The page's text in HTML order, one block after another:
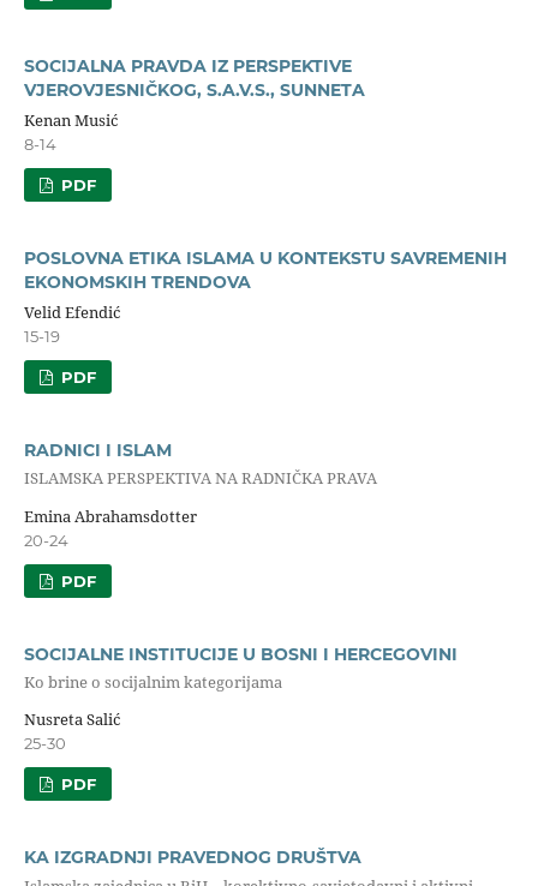
SOCIJALNA PRAVDA IZ PERSPEKTIVE
VJEROVJESNIČKOG, S.A.V.S., SUNNETA
Kenan Musić
8-14
PDF
POSLOVNA ETIKA ISLAMA U KONTEKSTU SAVREMENIH
EKONOMSKIH TRENDOVA
Velid Efendić
15-19
PDF
RADNICI I ISLAM
ISLAMSKA PERSPEKTIVA NA RADNIČKA PRAVA
Emina Abrahamsdotter
20-24
PDF
SOCIJALNE INSTITUCIJE U BOSNI I HERCEGOVINI
Ko brine o socijalnim kategorijama
Nusreta Salić
25-30
PDF
KA IZGRADNJI PRAVEDNOG DRUŠTVA